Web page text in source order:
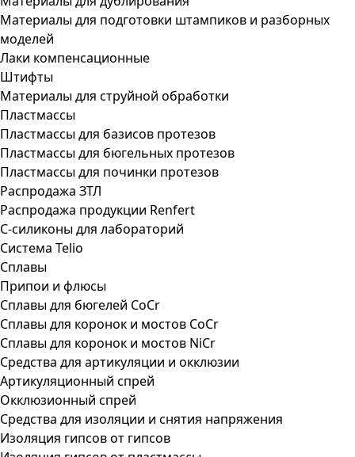
Материалы для подготовки штампиков и разборных
моделей
Лаки компенсационные
Штифты
Материалы для струйной обработки
Пластмассы
Пластмассы для базисов протезов
Пластмассы для бюгельных протезов
Пластмассы для починки протезов
Распродажа ЗТЛ
Распродажа продукции Renfert
С-силиконы для лабораторий
Система Telio
Сплавы
Припои и флюсы
Сплавы для бюгелей CoCr
Сплавы для коронок и мостов CoCr
Сплавы для коронок и мостов NiCr
Средства для артикуляции и окклюзии
Артикуляционный спрей
Окклюзионный спрей
Средства для изоляции и снятия напряжения
Изоляция гипсов от гипсов